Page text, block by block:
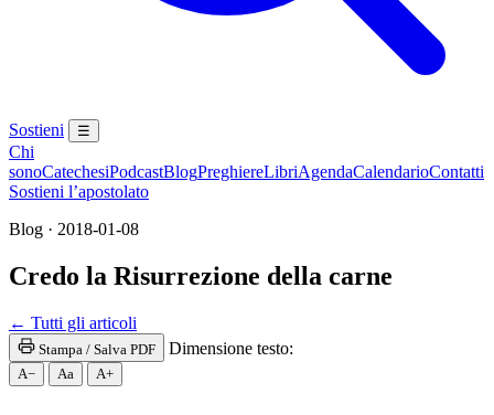
Sostieni ☰
Chi
sonoCatechesiPodcastBlogPreghiereLibriAgendaCalendarioContatti
Sostieni l’apostolato
Blog · 2018-01-08
Credo la Risurrezione della carne
← Tutti gli articoli
Stampa / Salva PDF Dimensione testo:
A− Aa A+